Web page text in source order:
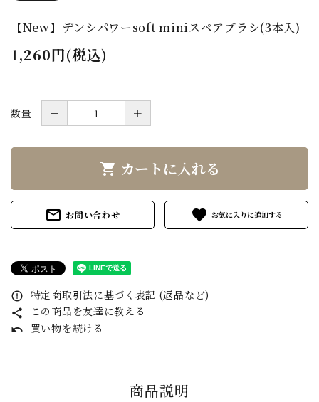
【New】デンシパワーsoft miniスペアブラシ(3本入)
1,260円(税込)
数量 － ＋
shopping_cart カートに入れる
mail_outline お問い合わせ favorite
error_outline 特定商取引法に基づく表記 (返品など)
share この商品を友達に教える
undo 買い物を続ける
商品説明